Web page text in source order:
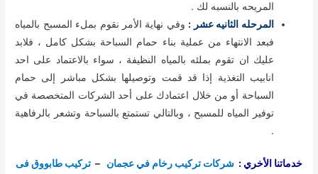
المريحه بالنسبه لك .
المرحله الثانيه عشر : وفي نهاية الأمر نقوم بملء المسبح بالمياه
فبعد الانتهاء من عملية بناء حمام السباحة بشكل كامل ، فلابد
عليك ان تقوم بملئه بالمياه النظيفة ، سواء بالاعتماد على احد
انابيب التغذية إذا قد قمت وتوصيلها بشكل مباشر إلى حمام
السباحة أو من خلال اعتمادك على أحد الشركات المتخصصة في
توفير المياه للمسبح ، وبالتالي تستمتع بالسباحة وتشعر بالرفاهية
.
خدماتنا الأخري : شركات تركيب رخام في عجمان – تركيب طابووق فى